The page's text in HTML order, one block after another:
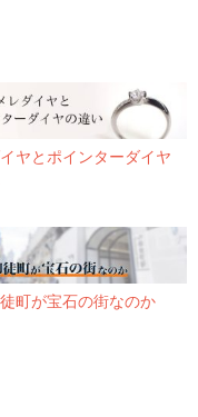
ヤとポインターダイヤ
町が宝石の街なのか